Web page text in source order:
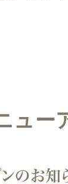
ュ
のお知